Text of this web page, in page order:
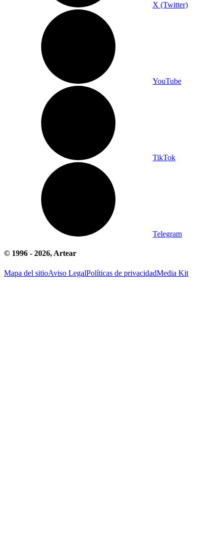
X (Twitter)
YouTube
TikTok
Telegram
© 1996 - 2026, Artear
Mapa del sitioAviso LegalPolíticas de privacidadMedia Kit